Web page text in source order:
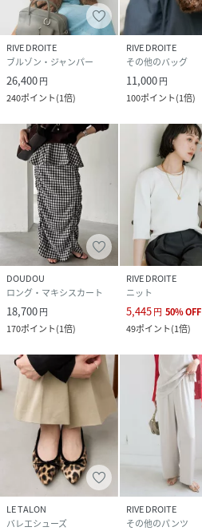
RIVE DROITE
ブルゾン・ジャンパー
26,400円
240ポイント(1倍)
RIVE DROITE
その他のバッグ
11,000円
100ポイント(1倍)
DOUDOU
ロング・マキシスカート
18,700円
170ポイント(1倍)
RIVE DROITE
ニット
5,445円 50%OFF
49ポイント(1倍)
LE TALON
バレエシューズ
RIVE DROITE
その他のパンツ